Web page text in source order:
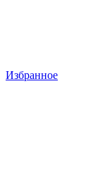
Избранное